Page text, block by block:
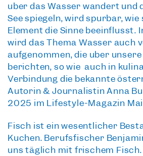
über das Wasser wandert und
See spiegeln, wird spürbar, wie
Element die Sinne beeinflusst.
wird das Thema Wasser auch
aufgenommen, die über
berichten, so wie auch in
Verbindung die bekannte
Autorin & Journalistin Anna
2025 im Lifestyle-Magazin
Fisch ist ein wesentlicher
Küchen. Berufsfischer
uns täglich mit frischem Fisch.